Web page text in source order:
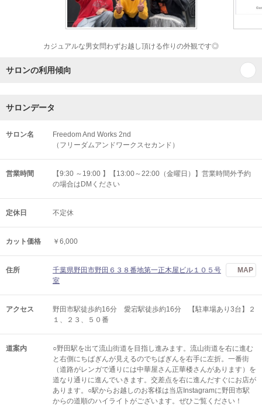
カジュアルな男女問わずお越し頂ける作りの外観です◎
サロンの利用傾向
サロンデータ
サロン名
Freedom And Works 2nd
（フリーダムアンドワークスセカンド）
営業時間
【9:30 ～19:00 】【13:00～22:00（金曜日）】営業時間外予約
の場合はDMください
定休日 不定休
カット価格 ￥6,000
住所
千葉県野田市野田６３８番地第一正木屋ビル１０５号
室
MAP
アクセス
野田市駅徒歩約16分 愛宕駅徒歩約16分 【駐車場あり3台】２
１、２３、５０番
道案内
○野田駅を出て流山街道を目指し進みます。流山街道を右に進む
と右側にちばぎんが見えるのでちばぎんを右手に左折。一番街
（道路がレンガで通りには中華屋さん正華楼さんがあります）を
道なり通りに進んでいきます。交差点を右に進んだすぐにお店が
あります。○駅からお越しのお客様は当店Instagramに野田市駅
からの道順のハイライトがございます。ぜひご覧ください！